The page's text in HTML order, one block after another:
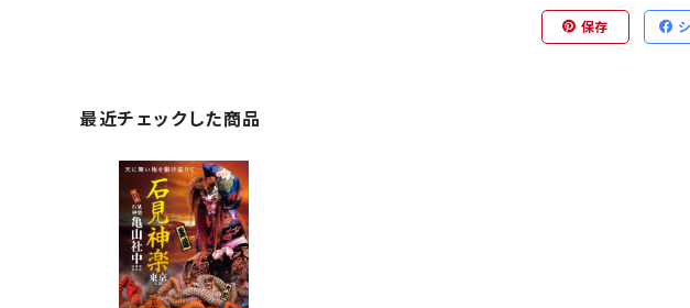
保存
最近チェックした商品